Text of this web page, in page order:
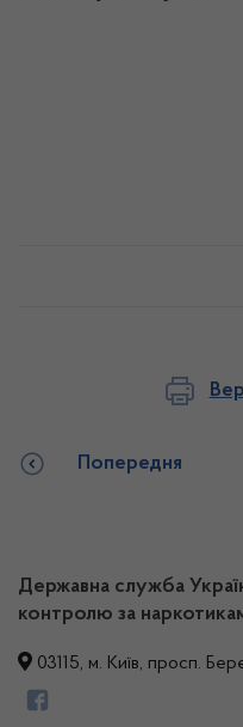
Попередня
Державна служба
контролю за
03115, м. Київ, просп.